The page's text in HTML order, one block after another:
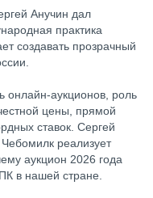
Анучин дал
практика
создавать прозрачный
онлайн-аукционов, роль
цены, прямой
ставок. Сергей
Чебомилк реализует
аукцион 2026 года
в нашей стране.